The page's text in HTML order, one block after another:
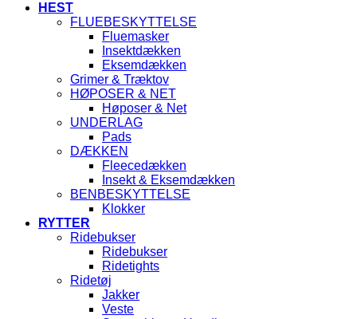
HEST
FLUEBESKYTTELSE
Fluemasker
Insektdækken
Eksemdækken
Grimer & Træktov
HØPOSER & NET
Høposer & Net
UNDERLAG
Pads
DÆKKEN
Fleecedækken
Insekt & Eksemdækken
BENBESKYTTELSE
Klokker
RYTTER
Ridebukser
Ridebukser
Ridetights
Ridetøj
Jakker
Veste